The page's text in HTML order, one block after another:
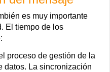
es muy importante
El tiempo de los
proceso de gestión de la
datos. La sincronización